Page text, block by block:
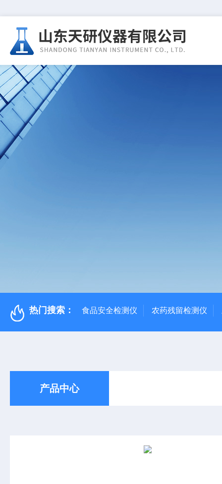
热门搜索： 食品安全检测仪 农药残留检测仪
产品中心